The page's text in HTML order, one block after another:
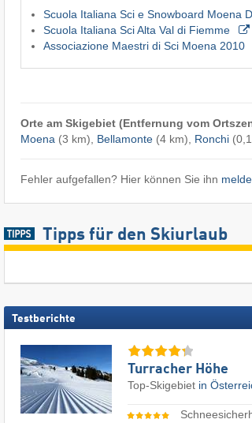
Scuola Italiana Sci e Snowboard Moena
Scuola Italiana Sci Alta Val di Fiemme
Associazione Maestri di Sci Moena 2010
Orte am Skigebiet (Entfernung vom
Moena(3 km), Bellamonte(4 km), Ronchi(0,1
Fehler aufgefallen? Hier können Sie ihn
Tipps für den Skiurlaub
Testberichte
Turracher Höhe
Top-Skigebiet in